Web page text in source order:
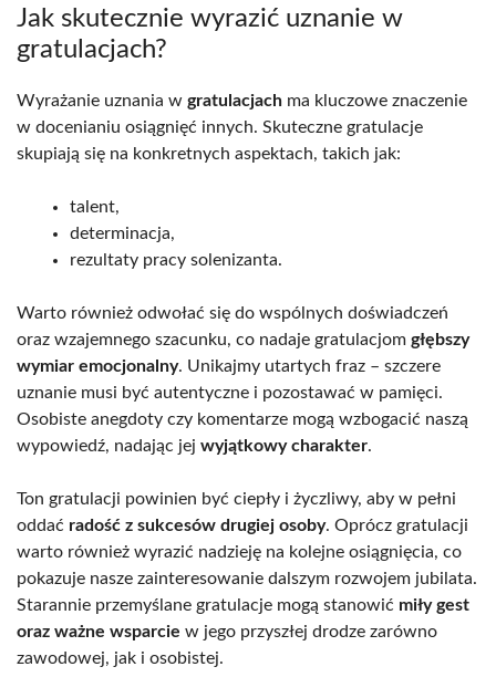
Jak skutecznie wyrazić uznanie w
gratulacjach?
Wyrażanie uznania w gratulacjach ma kluczowe znaczenie
w docenianiu osiągnięć innych. Skuteczne gratulacje
skupiają się na konkretnych aspektach, takich jak:
talent,
determinacja,
rezultaty pracy solenizanta.
Warto również odwołać się do wspólnych doświadczeń
oraz wzajemnego szacunku, co nadaje gratulacjom głębszy
wymiar emocjonalny. Unikajmy utartych fraz – szczere
uznanie musi być autentyczne i pozostawać w pamięci.
Osobiste anegdoty czy komentarze mogą wzbogacić naszą
wypowiedź, nadając jej wyjątkowy charakter.
Ton gratulacji powinien być ciepły i życzliwy, aby w pełni
oddać radość z sukcesów drugiej osoby. Oprócz gratulacji
warto również wyrazić nadzieję na kolejne osiągnięcia, co
pokazuje nasze zainteresowanie dalszym rozwojem jubilata.
Starannie przemyślane gratulacje mogą stanowić miły gest
oraz ważne wsparcie w jego przyszłej drodze zarówno
zawodowej, jak i osobistej.